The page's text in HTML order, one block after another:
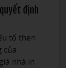
định
tố then
của
nhà in